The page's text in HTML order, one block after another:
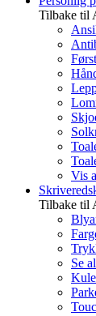
Tilbake til
Vis
Tilbake til
Se